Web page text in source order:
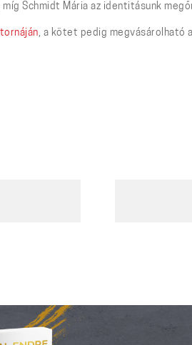
Schmidt Mária az identitásunk
, a kötet pedig megvásárolható a